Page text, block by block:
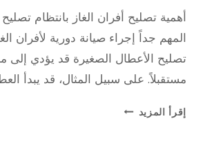
أهمية تصليح أفران الغاز بانتظام
المهم جداً إجراء صيانة دورية لأفران
تصليح الأعطال الصغيرة قد يؤدي إلى
مستقبلاً. على سبيل المثال، قد يبدأ
إقرأ المزيد أهمية